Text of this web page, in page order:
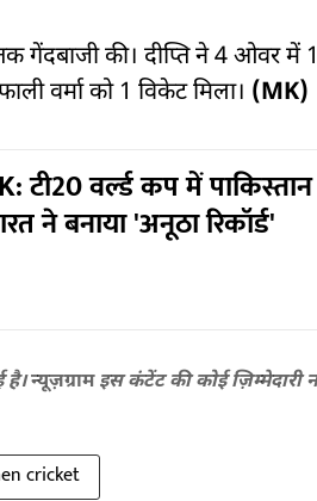
गेंदबाजी की। दीप्ति ने 4 ओवर
वर्मा को 1 विकेट मिला। (MK)
टी20 वर्ल्ड कप में
ने बनाया 'अनूठा रिकॉर्ड'
है।न्यूज़ग्रामइस कंटेंट की कोई ज़िम्मेदारी
cricket